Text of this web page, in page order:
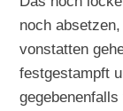
noch
vonstatten
festgestampft